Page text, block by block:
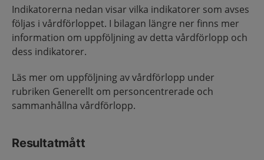
Indikatorerna nedan visar vilka indikatorer som avses
följas i vårdförloppet. I bilagan längre ner finns mer
information om uppföljning av detta vårdförlopp och
dess indikatorer.
Läs mer om uppföljning av vårdförlopp under
rubriken Generellt om personcentrerade och
sammanhållna vårdförlopp.
Resultatmått